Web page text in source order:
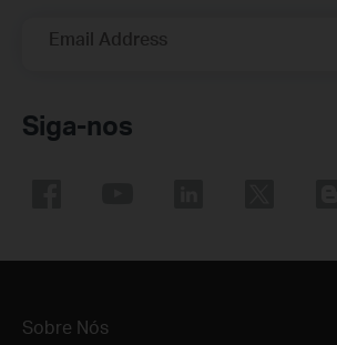
Email Address
Siga-nos
Sobre Nós